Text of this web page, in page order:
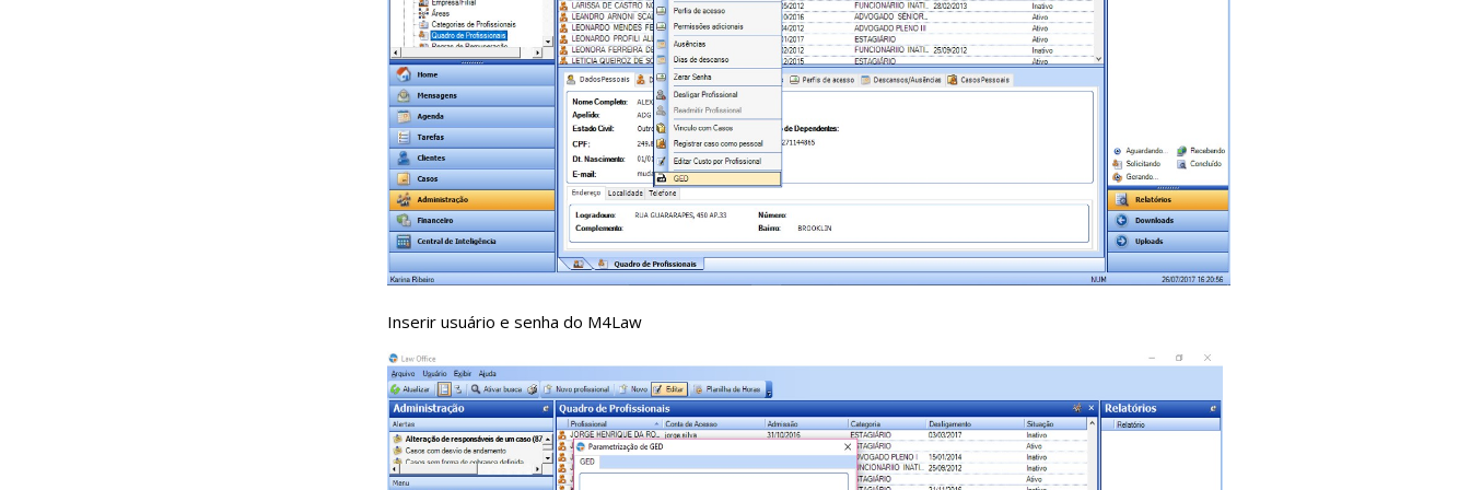
Inserir usuário e senha do M4Law